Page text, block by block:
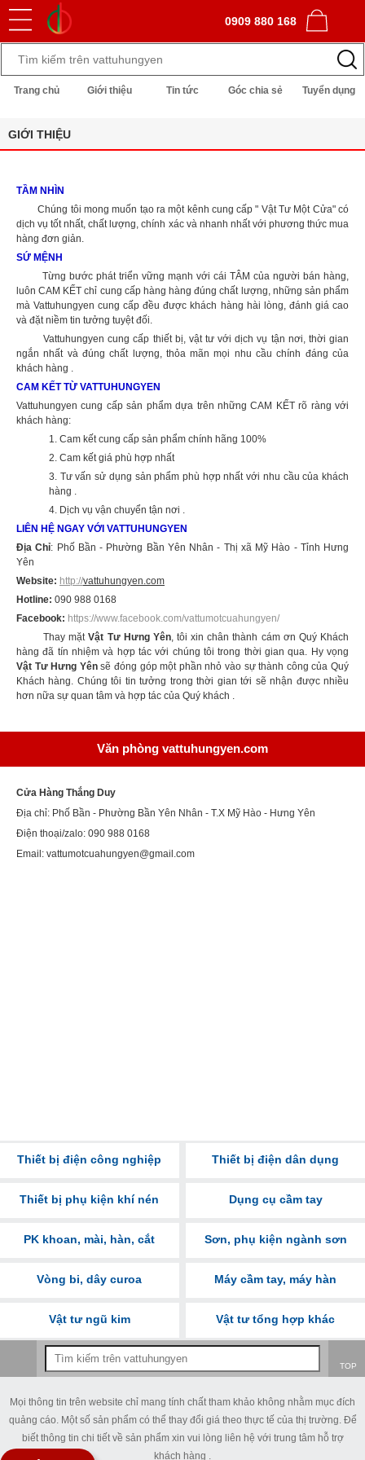
0909 880 168
Trang chủ Giới thiệu Tin tức Góc chia sẻ Tuyển dụng
GIỚI THIỆU
TẦM NHÌN
Chúng tôi mong muốn tạo ra một kênh cung cấp " Vật Tư Một Cửa" có
dịch vụ tốt nhất, chất lượng, chính xác và nhanh nhất với phương thức mua
hàng đơn giản.
SỨ MỆNH
Từng bước phát triển vững mạnh với cái TÂM của người bán hàng,
luôn CAM KẾT chỉ cung cấp hàng hàng đúng chất lượng, những sản phẩm
mà Vattuhungyen cung cấp đều được khách hàng hài lòng, đánh giá cao
và đặt niềm tin tưởng tuyệt đối.
Vattuhungyen cung cấp thiết bị, vật tư với dịch vụ tận nơi, thời gian
ngắn nhất và đúng chất lượng, thỏa mãn mọi nhu cầu chính đáng của
khách hàng .
CAM KẾT TỪ VATTUHUNGYEN
Vattuhungyen cung cấp sản phẩm dựa trên những CAM KẾT rõ ràng với
khách hàng:
1. Cam kết cung cấp sản phẩm chính hãng 100%
2. Cam kết giá phù hợp nhất
3. Tư vấn sử dụng sản phẩm phù hợp nhất với nhu cầu của khách
hàng .
4. Dịch vụ vận chuyển tận nơi .
LIÊN HỆ NGAY VỚI VATTUHUNGYEN
Địa Chỉ: Phố Bần - Phường Bần Yên Nhân - Thị xã Mỹ Hào - Tỉnh Hưng
Yên
Website: http://vattuhungyen.com
Hotline: 090 988 0168
Facebook: https://www.facebook.com/vattumotcuahungyen/
Thay mặtVật Tư Hưng Yên, tôi xin chân thành cám ơn Quý Khách
hàng đã tín nhiệm và hợp tác với chúng tôi trong thời gian qua. Hy vọng
Vật Tư Hưng Yênsẽ đóng góp một phần nhỏ vào sự thành công của Quý
Khách hàng. Chúng tôi tin tưởng trong thời gian tới sẽ nhận được nhiều
hơn nữa sự quan tâm và hợp tác của Quý khách .
Văn phòng vattuhungyen.com
Cửa Hàng Thắng Duy
Địa chỉ: Phố Bần - Phường Bần Yên Nhân - T.X Mỹ Hào - Hưng Yên
Điện thoại/zalo: 090 988 0168
Email: vattumotcuahungyen@gmail.com
Thiết bị điện công nghiệp Thiết bị điện dân dụng
Thiết bị phụ kiện khí nén Dụng cụ cầm tay
PK khoan, mài, hàn, cắt Sơn, phụ kiện ngành sơn
Vòng bi, dây curoa Máy cầm tay, máy hàn
Vật tư ngũ kim Vật tư tổng hợp khác
TOP
Mọi thông tin trên website chỉ mang tính chất tham khảo không nhằm mục đích
quảng cáo. Một số sản phẩm có thể thay đổi giá theo thực tế của thị trường. Để
biết thông tin chi tiết về sản phẩm xin vui lòng liên hệ với trung tâm hỗ trợ
khách hàng .